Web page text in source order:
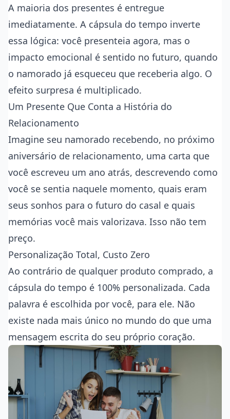
A maioria dos presentes é entregue
imediatamente. A cápsula do tempo inverte
essa lógica: você presenteia agora, mas o
impacto emocional é sentido no futuro, quando
o namorado já esqueceu que receberia algo. O
efeito surpresa é multiplicado.
Um Presente Que Conta a História do
Relacionamento
Imagine seu namorado recebendo, no próximo
aniversário de relacionamento, uma carta que
você escreveu um ano atrás, descrevendo como
você se sentia naquele momento, quais eram
seus sonhos para o futuro do casal e quais
memórias você mais valorizava. Isso não tem
preço.
Personalização Total, Custo Zero
Ao contrário de qualquer produto comprado, a
cápsula do tempo é 100% personalizada. Cada
palavra é escolhida por você, para ele. Não
existe nada mais único no mundo do que uma
mensagem escrita do seu próprio coração.